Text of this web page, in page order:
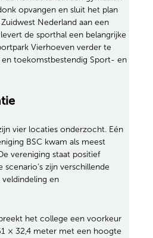
opvangen en sluit het plan
Nederland aan een
de sporthal een belangrijke
Vierhoeven verder te
toekomstbestendig Sport- en
vier locaties onderzocht. Eén
BSC kwam als meest
vereniging staat positief
zijn verschillende
en
het college een voorkeur
× 32,4 meter met een hoogte